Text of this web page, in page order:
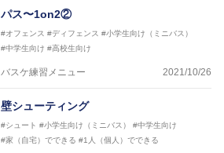
パス〜1on2②
#オフェンス #ディフェンス #小学生向け（ミニバス）
#中学生向け #高校生向け
バスケ練習メニュー 2021/10/26
壁シューティング
#シュート #小学生向け（ミニバス）
#中学生向け
#家（自宅）でできる #1人（個人）でできる